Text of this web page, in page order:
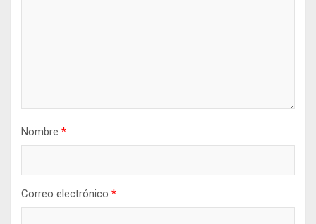
Nombre *
Correo electrónico *